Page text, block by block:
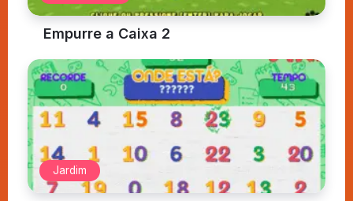
Empurre a Caixa 2
Jardim